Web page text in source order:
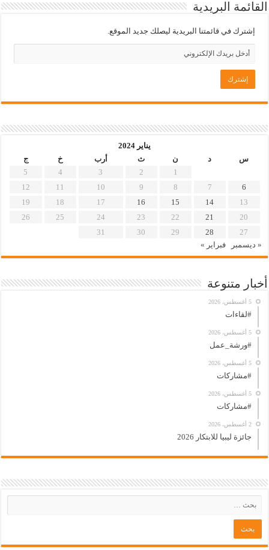
القائمة البريدية
إشترك في قائمتنا البريدية ليصلك جديد الموقع.
يناير 2024
س
د ن ث أرب خ
ج
1
2
3
4
5
6
7
8
9
10
11
12
13
14
15
16
17
18
19
20
21
22
23
24
25
26
27
28
29
30
31
« ديسمبر
فبراير »
أخبار متنوعة
5 أغسطس، 2026
#لقاءات
5 أغسطس، 2026
#ورشة_عمل
5 أغسطس، 2026
#مشاركات
5 أغسطس، 2026
#مشاركات
2 أغسطس، 2026
جائزة ليبيا للابتكار 2026